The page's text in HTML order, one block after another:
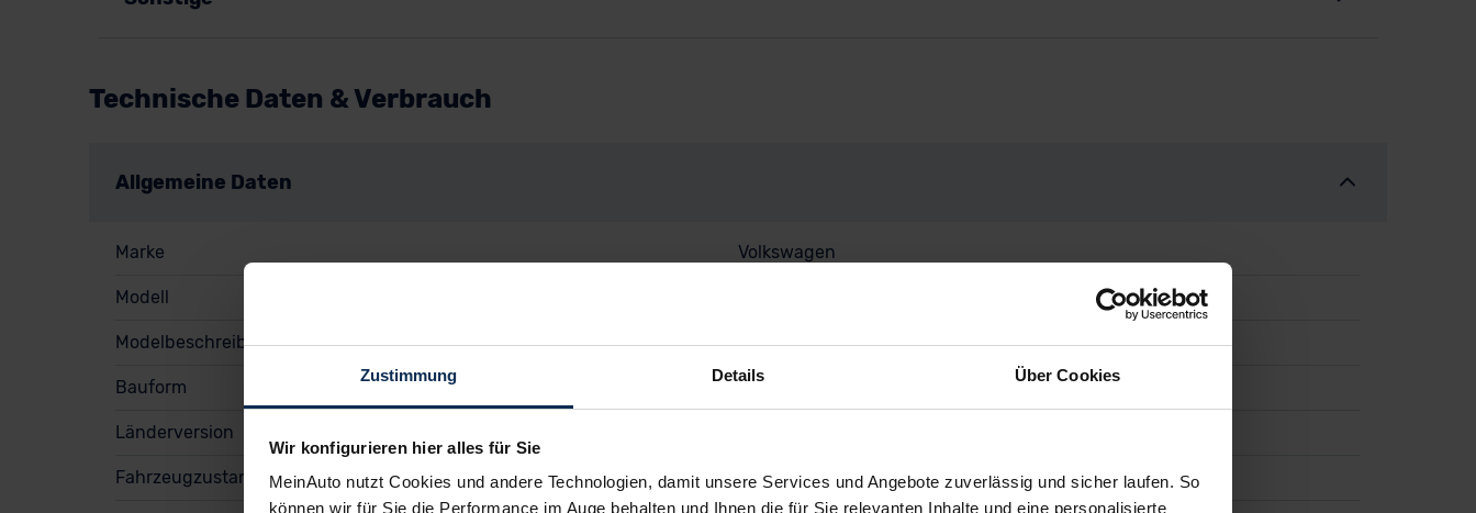
Zustimmung Details Über Cookies
Wir konfigurieren hier alles für Sie
MeinAuto nutzt Cookies und andere Technologien, damit unsere Services und Angebote zuverlässig und sicher laufen. So
können wir für Sie die Performance im Auge behalten und Ihnen die für Sie relevanten Inhalte und eine personalisierte
Technische Daten & Verbrauch
Allgemeine Daten
Marke Volkswagen
Modell
Modelbeschreibung T-Roc R-Line 1.5 eTSI DSG Neues Modell*AHK*Matri
Bauform SUV/Geländewagen
Länderversion
Fahrzeugzustand Gebrauchtwagen